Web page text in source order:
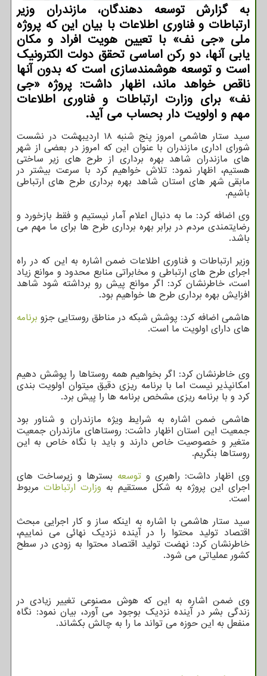
به گزارش توسعه دهندگان، مازندران وزیر
ارتباطات و فناوری اطلاعات با بیان این که پروژه
ملی «جی نف» با تعیین هویت افراد و مکان
یابی آنها، دو رکن اساسی تحقق دولت الکترونیک
است و توسعه هوشمندسازی است که بدون آنها
ناقص خواهد ماند، اظهار داشت: پروژه «جی
نف» برای وزارت ارتباطات و فناوری اطلاعات
مهم و اولویت دار بحساب می آید.
سید ستار هاشمی امروز پنج شنبه ۱۸ اردیبهشت در نشست
شورای اداری مازندران با عنوان این که امروز در بعضی از شهر
های مازندران شاهد بهره برداری از طرح های زیر ساختی
هستیم، اظهار نمود: تلاش خواهیم کرد با سرعت بیشتر در
مابقی شهر های استان شاهد بهره برداری طرح های ارتباطی
باشیم.
وی اضافه کرد: ما به دنبال اعلام آمار نیستیم و فقط بازخورد و
رضایتمندی مردم در برابر بهره برداری طرح ها برای ما مهم می
باشد.
وزیر ارتباطات و فناوری اطلاعات ضمن اشاره به این که در راه
اجرای طرح های ارتباطی و مخابراتی منابع محدود و موانع زیاد
است، خاطرنشان کرد: اگر موانع پیش رو برداشته شود شاهد
افزایش بهره برداری طرح ها خواهیم بود.
هاشمی اضافه کرد: پوشش شبکه در مناطق روستایی جزو برنامه
های دارای اولویت ما است.
وی خاطرنشان کرد: اگر بخواهیم همه روستاها را پوشش دهیم
امکانپذیر نیست اما با برنامه ریزی دقیق میتوان اولویت بندی
کرد و با برنامه ریزی مشخص برنامه ها را پیش برد.
هاشمی ضمن اشاره به شرایط ویژه مازندران و شناور بود
جمعیت این استان اظهار داشت: روستاهای مازندران جمعیت
متغیر و خصوصیت خاص دارند و باید با نگاه خاص به این
روستاها بنگریم.
وی اظهار داشت: راهبری و توسعه بسترها و زیرساخت های
اجرای این پروژه به شکل مستقیم به وزارت ارتباطاتمربوط
است.
سید ستار هاشمی با اشاره به اینکه ساز و کار اجرایی مبحث
اقتصاد تولید محتوا را در آینده نزدیک نهائی می نماییم،
خاطرنشان کرد: نهضت تولید اقتصاد محتوا به زودی در سطح
کشور عملیاتی می شود.
وی ضمن اشاره به این که هوش مصنوعی تغییر زیادی در
زندگی بشر در آینده نزدیک بوجود می آورد، بیان نمود: نگاه
منفعل به این حوزه می تواند ما را به چالش بکشاند.